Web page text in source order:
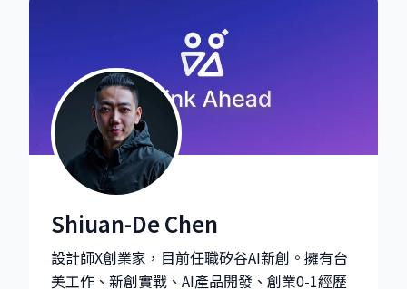
Shiuan-De Chen|Sr. AI Product Designer at Personal
Shiuan-De Chen
設計師X創業家，目前任職矽谷AI新創。擁有台
美工作、新創實戰、AI產品開發、創業0-1經歷